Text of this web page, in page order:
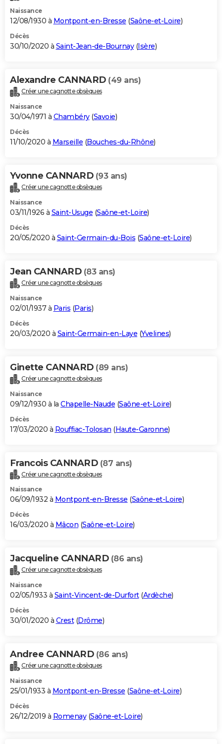
Naissance
12/08/1930 à Montpont-en-Bresse (Saône-et-Loire)
Décès
30/10/2020 à Saint-Jean-de-Bournay(Isère)
Alexandre CANNARD (49 ans)
Créer une cagnotte obsèques
Naissance
30/04/1971 à Chambéry(Savoie)
Décès
11/10/2020 à Marseille (Bouches-du-Rhône)
Yvonne CANNARD (93 ans)
Créer une cagnotte obsèques
Naissance
03/11/1926 à Saint-Usuge (Saône-et-Loire)
Décès
20/05/2020 à Saint-Germain-du-Bois (Saône-et-Loire)
Jean CANNARD (83 ans)
Créer une cagnotte obsèques
Naissance
02/01/1937 à Paris (Paris)
Décès
20/03/2020 à Saint-Germain-en-Laye (Yvelines)
Ginette CANNARD (89 ans)
Créer une cagnotte obsèques
Naissance
09/12/1930 à la Chapelle-Naude (Saône-et-Loire)
Décès
17/03/2020 à Rouffiac-Tolosan (Haute-Garonne)
Francois CANNARD (87 ans)
Créer une cagnotte obsèques
Naissance
06/09/1932 à Montpont-en-Bresse (Saône-et-Loire)
Décès
16/03/2020 à Mâcon (Saône-et-Loire)
Jacqueline CANNARD (86 ans)
Créer une cagnotte obsèques
Naissance
02/05/1933 à Saint-Vincent-de-Durfort(Ardèche)
Décès
30/01/2020 à Crest(Drôme)
Andree CANNARD (86 ans)
Créer une cagnotte obsèques
Naissance
25/01/1933 à Montpont-en-Bresse (Saône-et-Loire)
Décès
26/12/2019 à Romenay(Saône-et-Loire)